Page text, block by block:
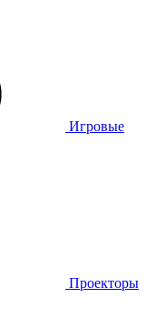
Игровые
Проекторы